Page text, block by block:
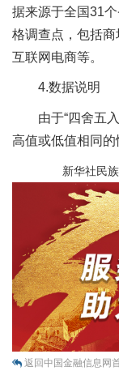
据来源于全国31
格调查点，包括
互联网电商等。
4.数据说明
由于“四舍五
高值或低值相同的
新华社民
返回中国金融信息网